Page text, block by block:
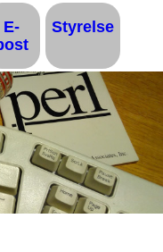
E-
Styrelse